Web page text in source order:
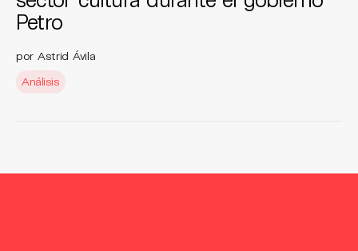
Petro
por Astrid Ávila
Análisis